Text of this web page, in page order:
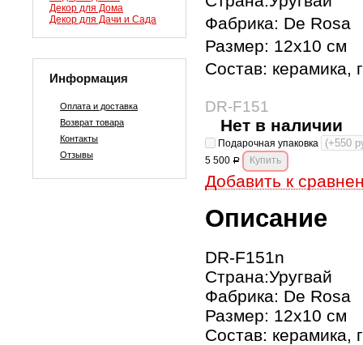
Декор для Дома
Декор для Дачи и Сада
Информация
Оплата и доставка
Возврат товара
Контакты
Отзывы
Фабрика: De Rosa
Размер: 12х10 см
Состав: керамика,
DR-F151
Нет в наличии
Подарочная упаковка
5 500 Р
Добавить к
Описание
DR-F151n
Страна:Уругвай
Фабрика: De Rosa
Размер: 12х10 см
Состав: керамика,